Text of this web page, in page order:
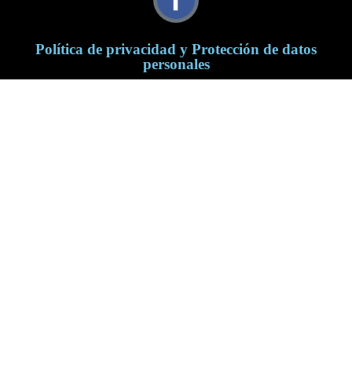
Política de privacidad y Protección de datos
personales